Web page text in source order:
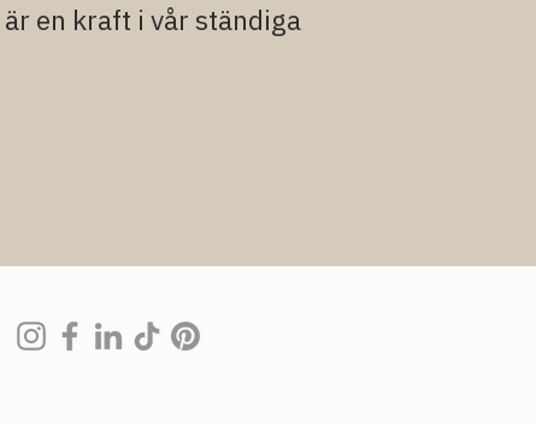
en kraft i vår ständiga